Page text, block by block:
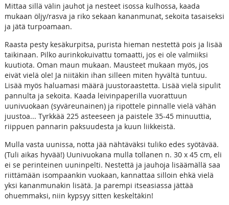
Mittaa sillä välin jauhot ja nesteet isossa kulhossa, kaada
mukaan öljy/rasva ja riko sekaan kananmunat, sekoita tasaiseksi
ja jätä turpoamaan.
Raasta pesty kesäkurpitsa, purista hieman nestettä pois ja lisää
taikinaan. Pilko aurinkokuivattu tomaatti, jos ei ole valmiiksi
kuutiota. Oman maun mukaan. Mausteet mukaan myös, jos
eivät vielä ole! Ja niitäkin ihan silleen miten hyvältä tuntuu.
Lisää myös haluamasi määrä juustoraastetta. Lisää vielä sipulit
pannulta ja sekoita. Kaada leivinpaperilla vuorattuun
uunivuokaan (syväreunainen) ja ripottele pinnalle vielä vähän
juustoa... Tyrkkää 225 asteeseen ja paistele 35-45 minuuttia,
riippuen pannarin paksuudesta ja kuun liikkeistä.
Mulla vasta uunissa, notta jää nähtäväksi tuliko edes syötävää.
(Tuli aikas hyvää!) Uunivuokana mulla tollanen n. 30 x 45 cm, eli
ei se perinteinen uuninpelti. Nestettä ja jauhoja lisäämällä saa
riittämään isompaankin vuokaan, kannattaa silloin ehkä vielä
yksi kananmunakin lisätä. Ja parempi itseasiassa jättää
ohuemmaksi, niin kypsyy sitten keskeltäkin!